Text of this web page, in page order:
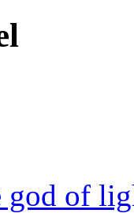
god of